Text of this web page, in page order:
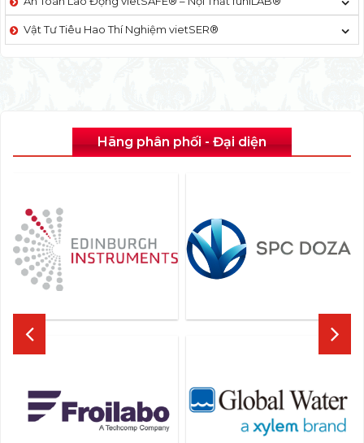
Vật Tư Tiêu Hao Thí Nghiệm vietSER®
Hãng phân phối - Đại diện